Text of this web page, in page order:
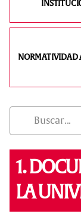
NORMATIVIDAD
1.
LA